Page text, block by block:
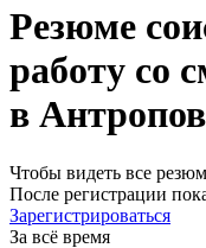
Резюме
работу со
в
Чтобы видеть все
После регистрации
Зарегистрироваться
За всё время